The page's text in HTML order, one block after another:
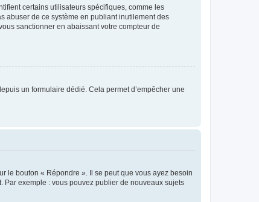
certains utilisateurs spécifiques, comme les
abuser de ce système en publiant inutilement des
sanctionner en abaissant votre compteur de
un formulaire dédié. Cela permet d’empêcher une
le bouton « Répondre ». Il se peut que vous ayez besoin
Par exemple : vous pouvez publier de nouveaux sujets